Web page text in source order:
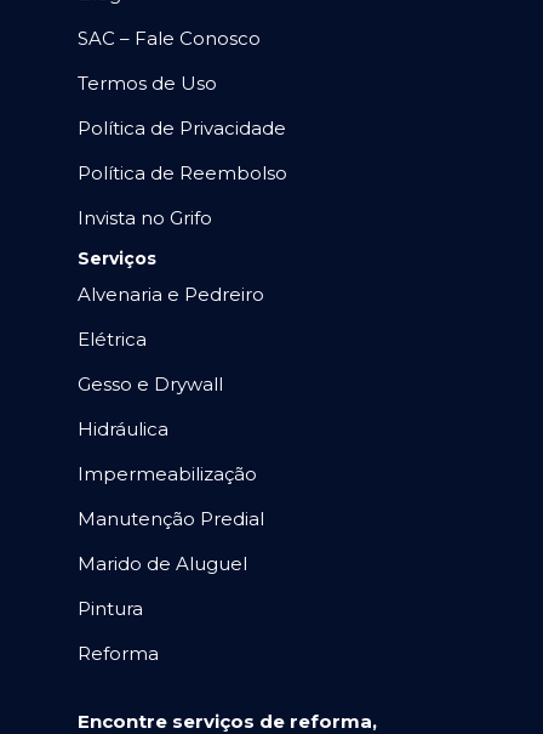
SAC – Fale Conosco
Termos de Uso
Política de Privacidade
Política de Reembolso
Invista no Grifo
Serviços
Alvenaria e Pedreiro
Elétrica
Gesso e Drywall
Hidráulica
Impermeabilização
Manutenção Predial
Marido de Aluguel
Pintura
Reforma
Encontre serviços de reforma,